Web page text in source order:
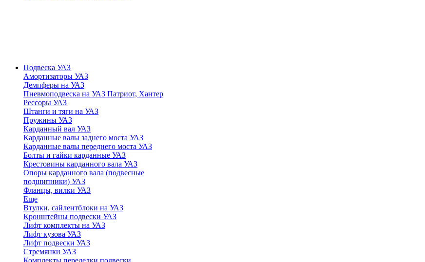
Подвеска УАЗ
Амортизаторы УАЗ
Демпферы на УАЗ
Пневмоподвеска на УАЗ Патриот, Хантер
Рессоры УАЗ
Штанги и тяги на УАЗ
Пружины УАЗ
Карданный вал УАЗ
Карданные валы заднего моста УАЗ
Карданные валы переднего моста УАЗ
Болты и гайки карданные УАЗ
Крестовины карданного вала УАЗ
Опоры карданного вала (подвесные
подшипники) УАЗ
Фланцы, вилки УАЗ
Еще
Втулки, сайлентблоки на УАЗ
Кронштейны подвески УАЗ
Лифт комплекты на УАЗ
Лифт кузова УАЗ
Лифт подвески УАЗ
Стремянки УАЗ
Комплекты переделки подвески